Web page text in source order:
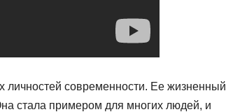
современности. Ее жизненный
стала примером для многих людей, и